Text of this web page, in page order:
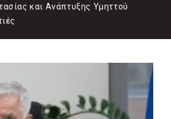
και Ανάπτυξης Υμηττού